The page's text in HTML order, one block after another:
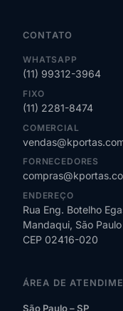
CONTATO
WHATSAPP
(11) 99312-3964
FIXO
(11) 2281-8474
COMERCIAL
FORNECEDORES
ENDEREÇO
Rua Eng. Botelho
Mandaqui, São Paulo
CEP 02416-020
ÁREA DE
São Paulo – SP